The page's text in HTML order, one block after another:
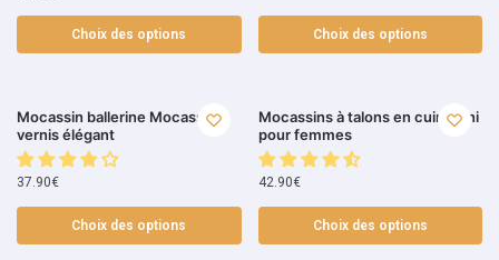
Choix des options Choix des options
Mocassin ballerine Mocassin
vernis élégant
37.90€
Choix des options
Mocassins à talons en cuir verni
pour femmes
42.90€
Choix des options